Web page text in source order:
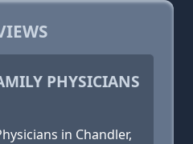
PHYSICIANS
in Chandler,